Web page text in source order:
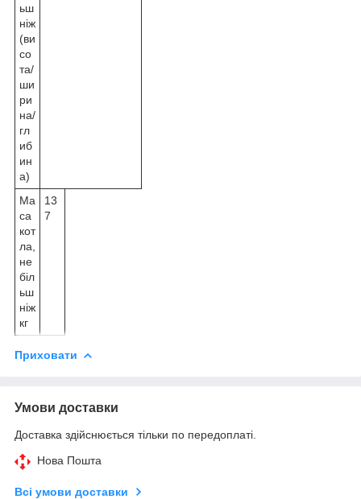
ьш
ніж
(ви
со
та/
ши
ри
на/
гл
иб
ин
а)
Ма
са
кот
ла,
не
біл
ьш
ніж
кг
13
7
Приховати
Умови доставки
Доставка здійснюється тільки по передоплаті.
Нова Пошта
Всі умови доставки